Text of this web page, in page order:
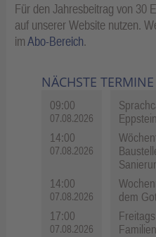
Für den Jahresbeitrag von 30
auf unserer Website nutzen.
imAbo-Bereich.
NÄCHSTE TERMINE
09:00
07.08.2026
Eppstein
14:00
07.08.2026
14:00
07.08.2026
dem
17:00
07.08.2026